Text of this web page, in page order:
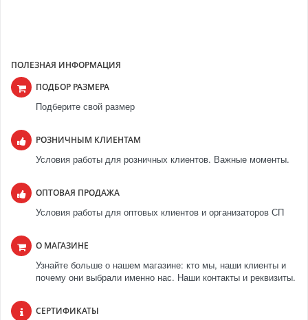
ПОЛЕЗНАЯ ИНФОРМАЦИЯ
ПОДБОР РАЗМЕРА
Подберите свой размер
РОЗНИЧНЫМ КЛИЕНТАМ
Условия работы для розничных клиентов. Важные моменты.
ОПТОВАЯ ПРОДАЖА
Условия работы для оптовых клиентов и организаторов СП
О МАГАЗИНЕ
Узнайте больше о нашем магазине: кто мы, наши клиенты и
почему они выбрали именно нас. Наши контакты и реквизиты.
СЕРТИФИКАТЫ